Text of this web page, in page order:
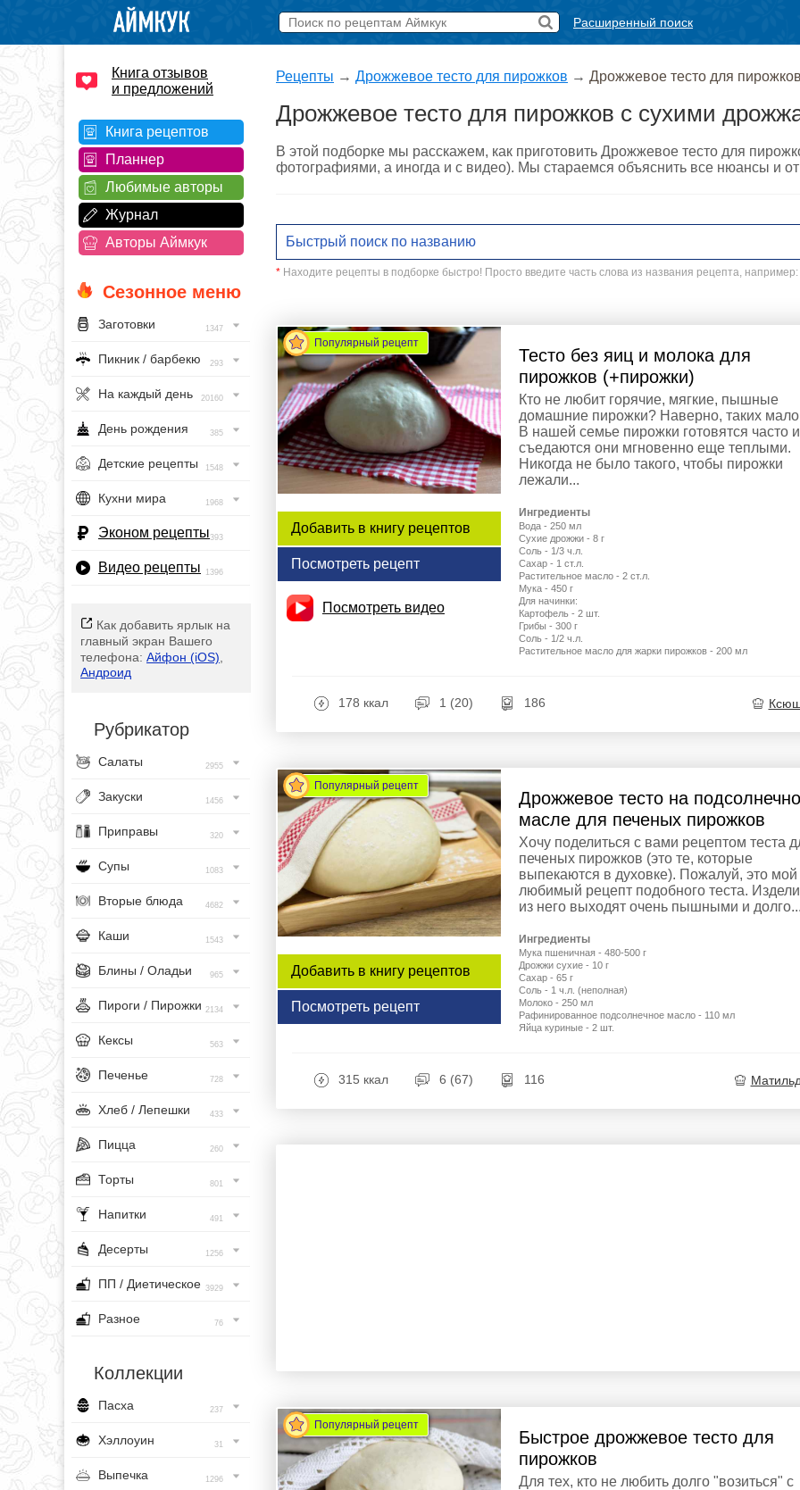
Расширенный поиск
Книга отзывов
и предложений
Книга рецептов
Планнер
Любимые авторы
Журнал
Авторы Аймкук
Сезонное меню
Заготовки 1347
Пикник / барбекю 293
На каждый день 20160
День рождения 385
Детские рецепты 1548
Кухни мира 1968
Эконом рецепты393
Видео рецепты 1396
Как добавить ярлык на
главный экран Вашего
телефона: Айфон (iOS)
Андроид
Рубрикатор
Салаты 2955
Закуски 1456
Приправы 320
Супы 1083
Вторые блюда 4682
Каши 1543
Блины / Оладьи 965
Пироги / Пирожки 2134
Кексы 563
Печенье 728
Хлеб / Лепешки 433
Пицца 260
Торты 801
Напитки 491
Десерты 1256
ПП / Диетическое 3929
Разное 76
Коллекции
Пасха 237
Хэллоуин 31
Выпечка 1296
Рецепты → Дрожжевое тесто для пирожков → Дрожжевое тесто для
Дрожжевое тесто для пирожков с сухими
В этой подборке мы расскажем, как приготовить Дрожжевое тесто для
фотографиями, а иногда и с видео). Мы стараемся объяснить все нюансы и
* Находите рецепты в подборке быстро! Просто введите часть слова из названия рецепта, например:
Популярный рецепт
Добавить в книгу рецептов
Посмотреть рецепт
Посмотреть видео
Тесто без яиц и молока для
пирожков (+пирожки)
Кто не любит горячие, мягкие, пышные
домашние пирожки? Наверно, таких
В нашей семье пирожки готовятся часто и
съедаются они мгновенно еще теплыми.
Никогда не было такого, чтобы пирожки
лежали...
Ингредиенты
Вода - 250 мл
Сухие дрожжи - 8 г
Соль - 1/3 ч.л.
Сахар - 1 ст.л.
Растительное масло - 2 ст.л.
Мука - 450 г
Для начинки:
Картофель - 2 шт.
Грибы - 300 г
Соль - 1/2 ч.л.
Растительное масло для жарки пирожков - 200 мл
178 ккал 1 (20) 186
Популярный рецепт
Добавить в книгу рецептов
Посмотреть рецепт
Дрожжевое тесто на
масле для печеных пирожков
Хочу поделиться с вами рецептом теста
печеных пирожков (это те, которые
выпекаются в духовке). Пожалуй, это мой
любимый рецепт подобного теста.
из него выходят очень пышными и
Ингредиенты
Мука пшеничная - 480-500 г
Дрожжи сухие - 10 г
Сахар - 65 г
Соль - 1 ч.л. (неполная)
Молоко - 250 мл
Рафинированное подсолнечное масло - 110 мл
Яйца куриные - 2 шт.
315 ккал 6 (67) 116
Популярный рецепт
Быстрое дрожжевое тесто для
пирожков
Для тех, кто не любить долго "возиться" с